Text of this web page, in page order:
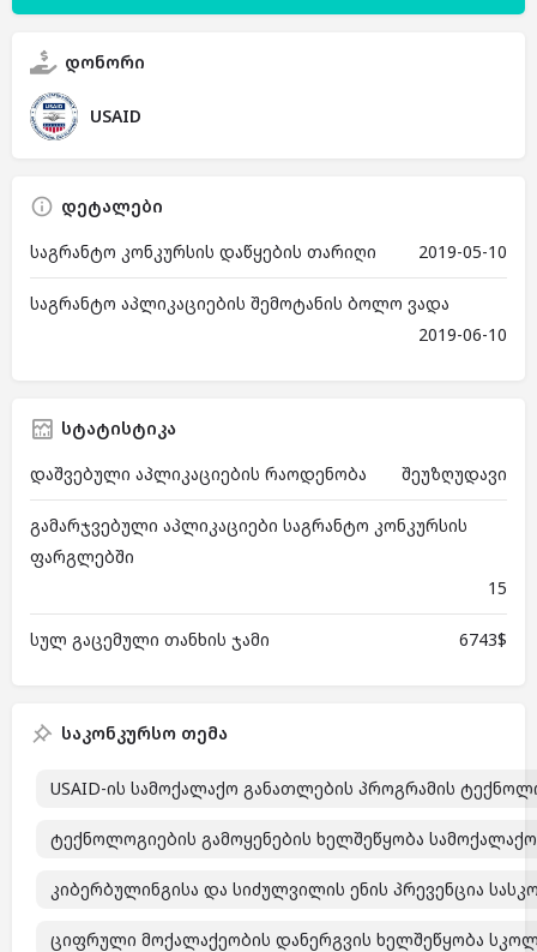
დონორი
USAID
დეტალები
საგრანტო კონკურსის დაწყების თარიღი
2019-05-10
საგრანტო აპლიკაციების შემოტანის ბოლო ვადა
2019-06-10
სტატისტიკა
დაშვებული აპლიკაციების რაოდენობა
შეუზღუდავი
გამარჯვებული აპლიკაციები საგრანტო კონკურსის
ფარგლებში
15
სულ გაცემული თანხის ჯამი 6743$
საკონკურსო თემა
USAID-ის სამოქალაქო განათლების პროგრამის
ტექნოლოგიების გამოყენების ხელშეწყობა
კიბერბულინგისა და სიძულვილის ენის პრევენცია
ციფრული მოქალაქეობის დანერგვის ხელშეწყობა